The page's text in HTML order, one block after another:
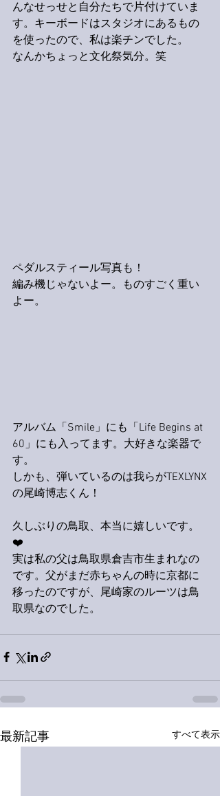
んなせっせと自分たちで片付けていま
す。キーボードはスタジオにあるもの
を使ったので、私は楽チンでした。
なんかちょっと文化祭気分。笑
ペダルスティール写真も！
編み機じゃないよー。ものすごく重い
よー。
アルバム「Smile」にも「Life Begins at
60」にも入ってます。大好きな楽器で
す。
しかも、弾いているのは我らがTEXLYNX
の尾崎博志くん！
久しぶりの鳥取、本当に嬉しいです。
❤️
実は私の父は鳥取県倉吉市生まれなの
です。父がまだ赤ちゃんの時に京都に
移ったのですが、尾崎家のルーツは鳥
取県なのでした。
最新記事 すべて表示